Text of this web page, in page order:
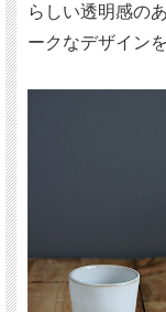
らしい透明感の
ークなデザイン